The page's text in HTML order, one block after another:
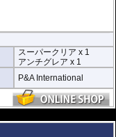
プレイを保護します。
ィルム(スーパークリアとア
っており
:
耐摩耗性が非常に高く、
ィルム。貼り付けてしまう
、フィルムの存在がほとん
ります。
マット仕上げが施され、太
読み取りやすくします。も
スーパークリア x 1
アンチグレア x 1
P&A International